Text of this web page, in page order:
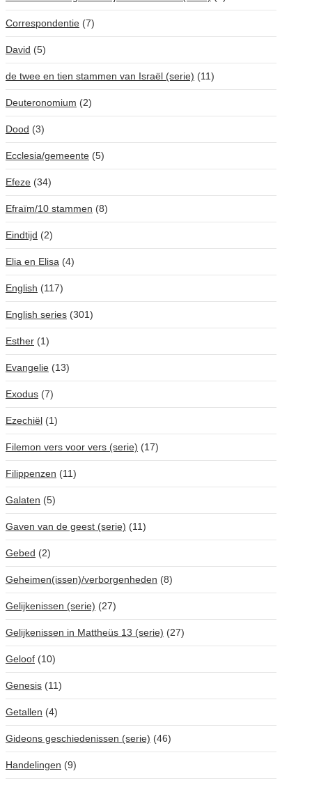
Correspondentie (7)
David (5)
de twee en tien stammen van Israël (serie) (11)
Deuteronomium (2)
Dood (3)
Ecclesia/gemeente (5)
Efeze (34)
Efraïm/10 stammen (8)
Eindtijd (2)
Elia en Elisa (4)
English (117)
English series (301)
Esther (1)
Evangelie (13)
Exodus (7)
Ezechiël (1)
Filemon vers voor vers (serie) (17)
Filippenzen (11)
Galaten (5)
Gaven van de geest (serie) (11)
Gebed (2)
Geheimen(issen)/verborgenheden (8)
Gelijkenissen (serie) (27)
Gelijkenissen in Mattheüs 13 (serie) (27)
Geloof (10)
Genesis (11)
Getallen (4)
Gideons geschiedenissen (serie) (46)
Handelingen (9)